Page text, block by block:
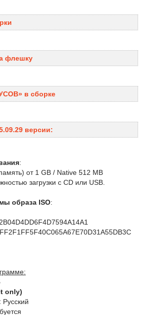
флешку
в сборке
версии:
:
от 1 GB / Native 512 MB
загрузки с CD или USB.
образа ISO:
only)
Русский